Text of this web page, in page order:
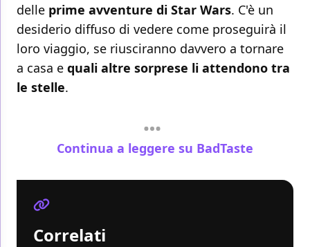
delle prime avventure di Star Wars. C'è un
desiderio diffuso di vedere come proseguirà il
loro viaggio, se riusciranno davvero a tornare
a casa e quali altre sorprese li attendono tra
le stelle.
Continua a leggere su BadTaste
Correlati